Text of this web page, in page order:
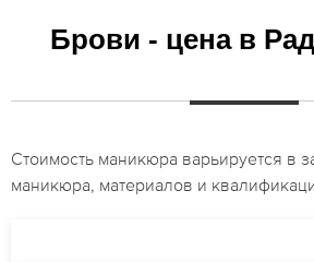
Брови - цена в
Стоимость маникюра варьируется в
маникюра, материалов и